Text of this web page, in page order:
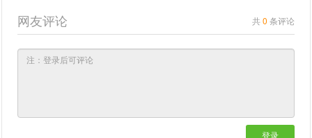
网友评论 共0 条评论
登录